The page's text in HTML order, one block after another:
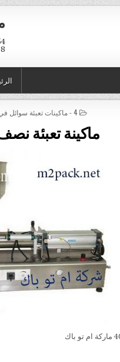
POSTED IN
4 - ماكينات تعبئة سوائل في عبوات و اكياس
ماكينة تعبئة